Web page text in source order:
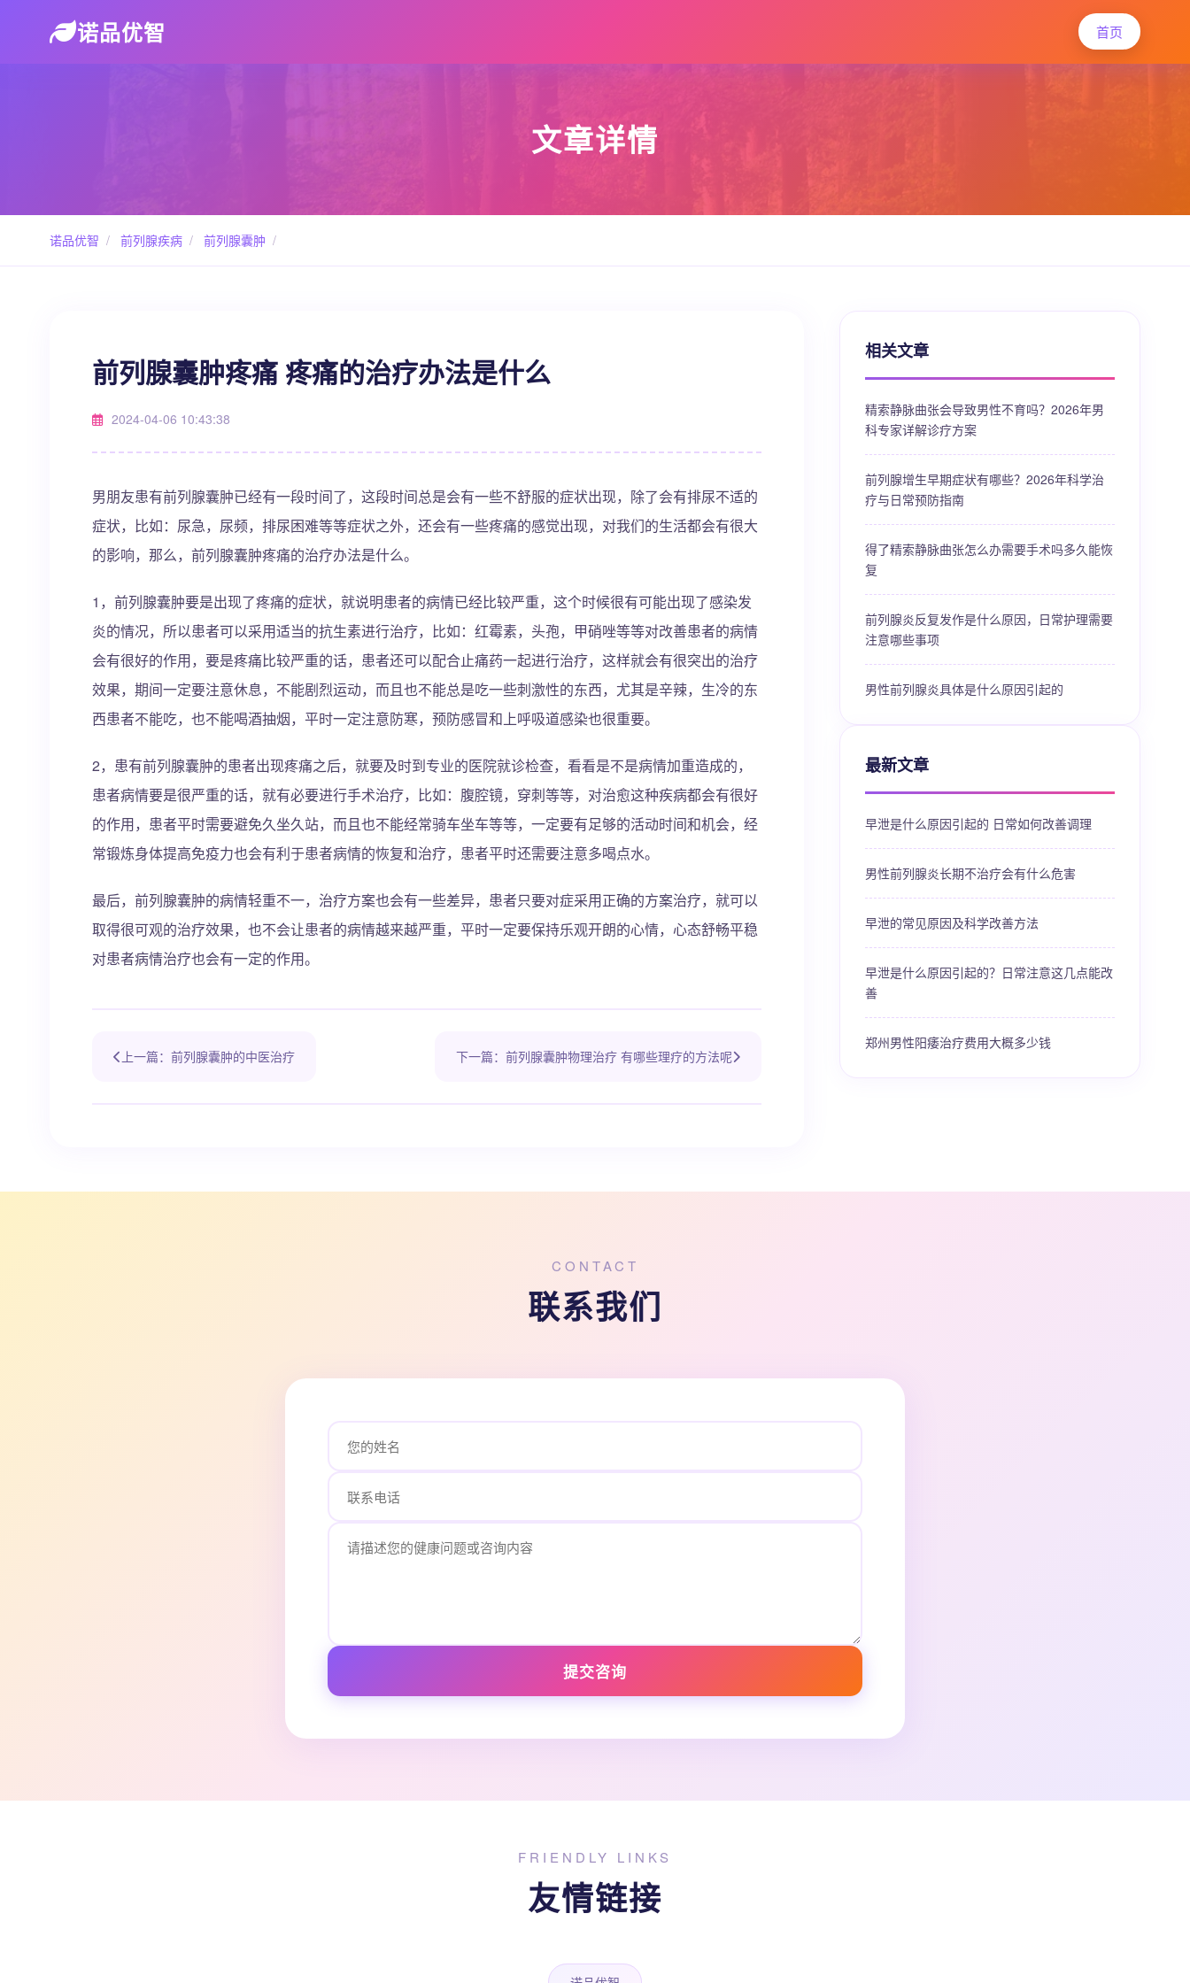
诺品优智 首页
文章详情
诺品优智 / 前列腺疾病 / 前列腺囊肿 /
前列腺囊肿疼痛 疼痛的治疗办法是什么
2024-04-06 10:43:38
男朋友患有前列腺囊肿已经有一段时间了，这段时间总是会有一些不舒服的症状出现，除了会有排尿不适的
症状，比如：尿急，尿频，排尿困难等等症状之外，还会有一些疼痛的感觉出现，对我们的生活都会有很大
的影响，那么，前列腺囊肿疼痛的治疗办法是什么。
1，前列腺囊肿要是出现了疼痛的症状，就说明患者的病情已经比较严重，这个时候很有可能出现了感染发
炎的情况，所以患者可以采用适当的抗生素进行治疗，比如：红霉素，头孢，甲硝唑等等对改善患者的病情
会有很好的作用，要是疼痛比较严重的话，患者还可以配合止痛药一起进行治疗，这样就会有很突出的治疗
效果，期间一定要注意休息，不能剧烈运动，而且也不能总是吃一些刺激性的东西，尤其是辛辣，生冷的东
西患者不能吃，也不能喝酒抽烟，平时一定注意防寒，预防感冒和上呼吸道感染也很重要。
2，患有前列腺囊肿的患者出现疼痛之后，就要及时到专业的医院就诊检查，看看是不是病情加重造成的，
患者病情要是很严重的话，就有必要进行手术治疗，比如：腹腔镜，穿刺等等，对治愈这种疾病都会有很好
的作用，患者平时需要避免久坐久站，而且也不能经常骑车坐车等等，一定要有足够的活动时间和机会，经
常锻炼身体提高免疫力也会有利于患者病情的恢复和治疗，患者平时还需要注意多喝点水。
最后，前列腺囊肿的病情轻重不一，治疗方案也会有一些差异，患者只要对症采用正确的方案治疗，就可以
取得很可观的治疗效果，也不会让患者的病情越来越严重，平时一定要保持乐观开朗的心情，心态舒畅平稳
对患者病情治疗也会有一定的作用。
上一篇：前列腺囊肿的中医治疗 下一篇：前列腺囊肿物理治疗 有哪些理疗的方法呢
相关文章
精索静脉曲张会导致男性不育吗？2026年男
科专家详解诊疗方案
前列腺增生早期症状有哪些？2026年科学治
疗与日常预防指南
得了精索静脉曲张怎么办需要手术吗多久能恢
复
前列腺炎反复发作是什么原因，日常护理需要
注意哪些事项
男性前列腺炎具体是什么原因引起的
最新文章
早泄是什么原因引起的 日常如何改善调理
男性前列腺炎长期不治疗会有什么危害
早泄的常见原因及科学改善方法
早泄是什么原因引起的？日常注意这几点能改
善
郑州男性阳痿治疗费用大概多少钱
CONTACT
联系我们
提交咨询
FRIENDLY LINKS
友情链接